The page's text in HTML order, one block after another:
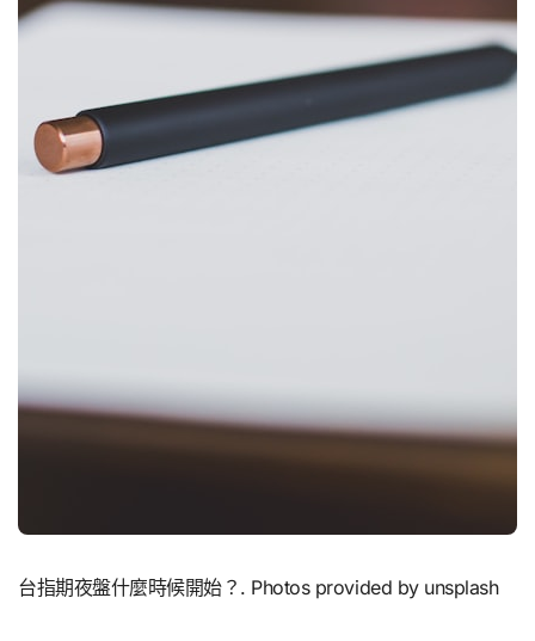
台指期夜盤什麼時候開始？. Photos provided by unsplash